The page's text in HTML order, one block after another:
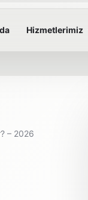
Hizmetlerimiz
– 2026